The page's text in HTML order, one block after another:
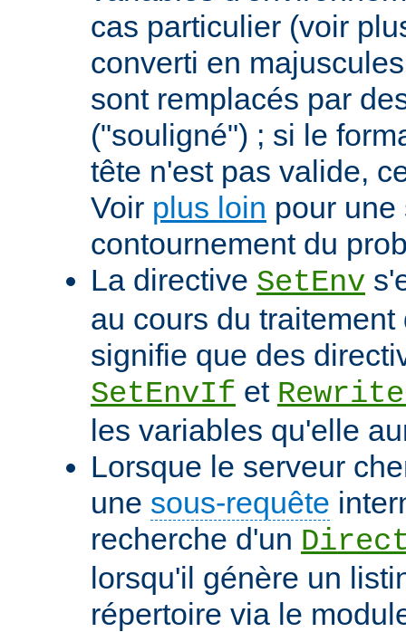
cas particulier (voir
converti en
sont remplacés par
("souligné") ; si le
tête n'est pas valide,
Voir plus loin pour
contournement du
La directive SetEnv
au cours du
signifie que des
SetEnvIf et
les variables qu'elle
Lorsque le serveur
une sous-requête
recherche d'un
lorsqu'il génère un
répertoire via le